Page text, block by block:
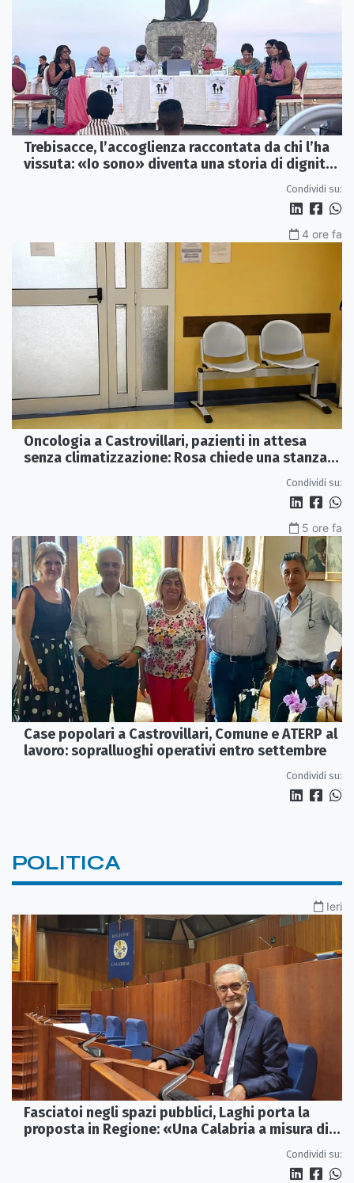
Trebisacce, l’accoglienza raccontata da chi l’ha
vissuta: «Io sono» diventa una storia di dignità
Condividi su:
4 ore fa
Oncologia a Castrovillari, pazienti in attesa
senza climatizzazione: Rosa chiede una stanza
Condividi su:
5 ore fa
Case popolari a Castrovillari, Comune e ATERP al
lavoro: sopralluoghi operativi entro settembre
Condividi su:
POLITICA
Ieri
Fasciatoi negli spazi pubblici, Laghi porta la
proposta in Regione: «Una Calabria a misura di
Condividi su: